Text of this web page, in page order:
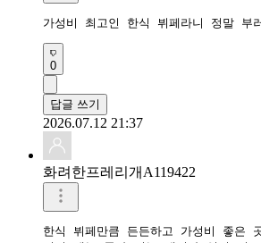
가성비 최고인 한식 뷔페라니 정말
0
답글 쓰기
2026.07.12 21:37
화려한프레리개A119422
한식 뷔페만큼 든든하고 가성비 좋은